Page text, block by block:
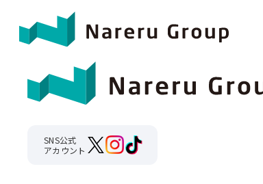
SNS公式
アカウント